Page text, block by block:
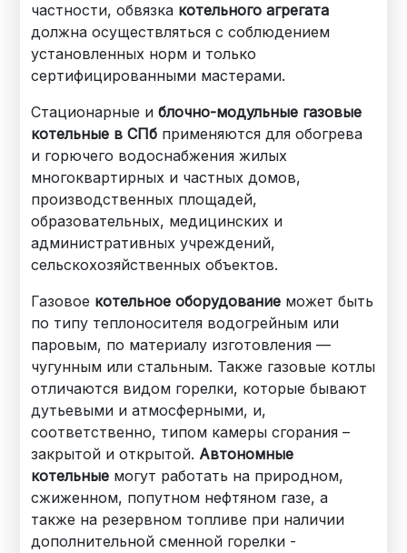
частности, обвязка котельного агрегата
должна осуществляться с соблюдением
установленных норм и только
сертифицированными мастерами.
Стационарные иблочно-модульные газовые
котельные в СПб применяются для обогрева
и горючего водоснабжения жилых
многоквартирных и частных домов,
производственных площадей,
образовательных, медицинских и
административных учреждений,
сельскохозяйственных объектов.
Газовое котельное оборудование может быть
по типу теплоносителя водогрейным или
паровым, по материалу изготовления —
чугунным или стальным. Также газовые котлы
отличаются видом горелки, которые бывают
дутьевыми и атмосферными, и,
соответственно, типом камеры сгорания –
закрытой и открытой. Автономные
котельные могут работать на природном,
сжиженном, попутном нефтяном газе, а
также на резервном топливе при наличии
дополнительной сменной горелки -